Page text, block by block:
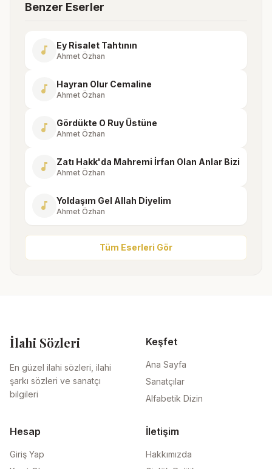
Benzer Eserler
music_note Ey Risalet Tahtının
Ahmet Özhan
music_note Hayran Olur Cemaline
Ahmet Özhan
music_note Gördükte O Ruy Üstüne
Ahmet Özhan
music_note Zatı Hakk'da Mahremi İrfan Olan Anlar Bizi
Ahmet Özhan
music_note Yoldaşım Gel Allah Diyelim
Ahmet Özhan
Tüm Eserleri Gör
İlahi Sözleri
En güzel ilahi sözleri, ilahi
şarkı sözleri ve sanatçı
bilgileri
Keşfet
Ana Sayfa
Sanatçılar
Alfabetik Dizin
Hesap
Giriş Yap
İletişim
Hakkımızda